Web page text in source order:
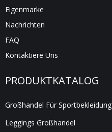
Eigenmarke
Nachrichten
FAQ
Kontaktiere Uns
PRODUKTKATALOG
Großhandel Für Sportbekleidung
Leggings Großhandel